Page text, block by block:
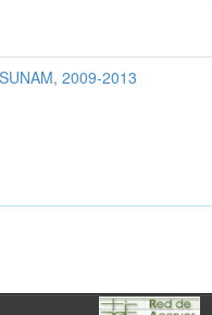
2009-2013